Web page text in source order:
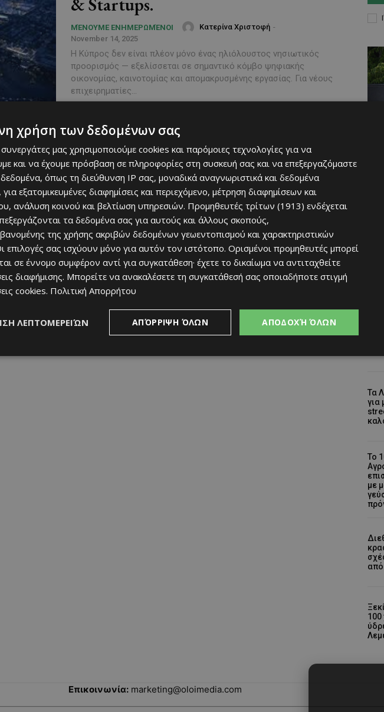
ΜΈΝΟΥΜΕ ΕΝΗΜΕΡΩΜΈΝΟΙ Κατερίνα Χριστοφή -
November 14, 2025
Η Κύπρος δεν είναι πλέον μόνο ένας ηλιόλουστος νησιωτικός
προορισμός — εξελίσσεται σε σημαντικό κόμβο ψηφιακής
οικονομίας, καινοτομίας και απομακρυσμένης εργασίας. Για νέους
επιχειρηματίες...
Τα
για
Το
με
100
Επικοινωνία: marketing@oloimedia.com
χρήση των δεδομένων σας
συνεργάτες μας χρησιμοποιούμε cookies και παρόμοιες τεχνολογίες για να
και να έχουμε πρόσβαση σε πληροφορίες στη συσκευή σας και να επεξεργαζόμαστε
όπως τη διεύθυνση IP σας, μοναδικά αναγνωριστικά και δεδομένα
εξατομικευμένες διαφημίσεις και περιεχόμενο, μέτρηση διαφημίσεων και
ανάλυση κοινού και βελτίωση υπηρεσιών. Προμηθευτές τρίτων (1913) ενδέχεται
τα δεδομένα σας για αυτούς και άλλους σκοπούς,
της χρήσης ακριβών δεδομένων γεωεντοπισμού και χαρακτηριστικών
επιλογές σας ισχύουν μόνο για αυτόν τον ιστότοπο. Ορισμένοι προμηθευτές μπορεί
σε έννομο συμφέρον αντί για συγκατάθεση· έχετε το δικαίωμα να αντιταχθείτε
διαφήμισης. Μπορείτε να ανακαλέσετε τη συγκατάθεσή σας οποιαδήποτε στιγμή
cookies. Πολιτική Απορρήτου
ΑΠΟΔΟΧΉ ΌΛΩΝ
ΑΠΌΡΡΙΨΗ ΌΛΩΝ
ΛΕΠΤΟΜΕΡΕΙΏΝ